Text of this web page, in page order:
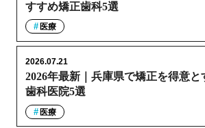
すすめ矯正歯科5選
医療
2026年最新｜兵庫県で矯正を得意と
歯科医院5選
2026.07.21
医療